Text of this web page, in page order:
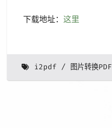
下载地址： 这里
i2pdf 图片转换PDF